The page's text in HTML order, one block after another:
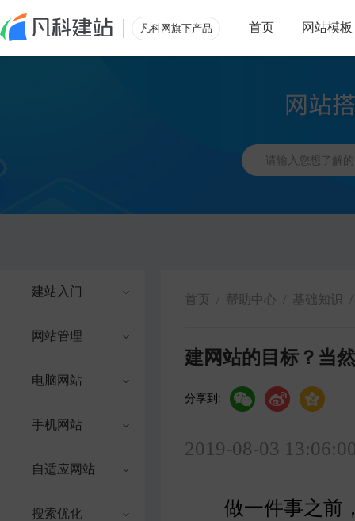
凡科网旗下产品 首页 网站模板
建站入门
网站管理
电脑网站
手机网站
自适应网站
搜索优化
首页 / 帮助中心 / 基础知识 /
建网站的目标？当
分享到:
2019-08-03
做一件事之前，